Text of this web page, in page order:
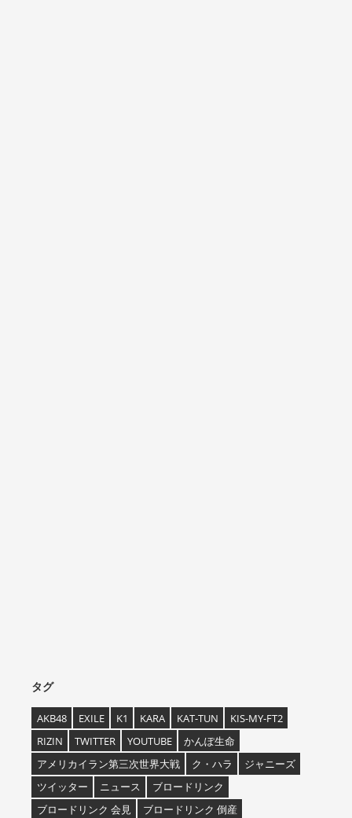
タグ
AKB48 EXILE K1 KARA KAT-TUN
KIS-MY-FT2
RIZIN
TWITTER YOUTUBE
かんぽ生命
アメリカイラン第三次世界大戦
ク・ハラ
ジャニーズ
ツイッター
ニュース
ブロードリンク
ブロードリンク 会見
ブロードリンク 倒産